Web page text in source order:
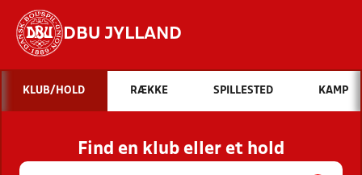
DBU JYLLAND
Hvad vil du søge efter?
INDHOLD OG NYHEDER
STILLINGER, RESULTATER, KLUBBER OG
HOLD
KLUB/HOLD RÆKKE SPILLESTED KAMP
Find en klub eller et hold